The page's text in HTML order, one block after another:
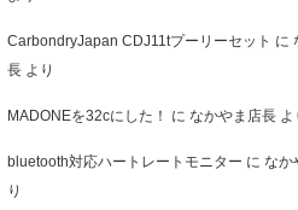
CarbondryJapan CDJ11tプーリーセット に
長 より
MADONEを32cにした！ に なかやま店長 よ
bluetooth対応ハートレートモニター に なか
り